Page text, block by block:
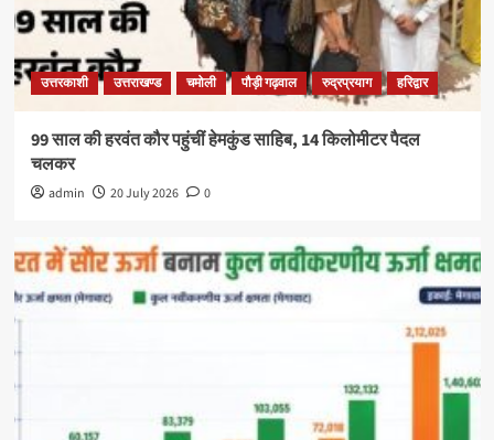
उत्तरकाशी उत्तराखण्ड चमोली पौड़ी गढ़वाल रुद्रप्रयाग हरिद्वार
99 साल की हरवंत कौर पहुंचीं हेमकुंड साहिब, 14 किलोमीटर पैदल
चलकर
admin 20 July 2026 0